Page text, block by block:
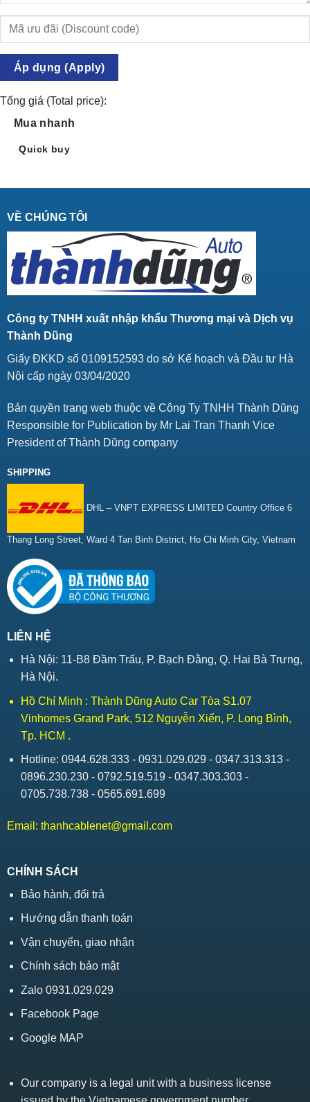
Áp dụng (Apply)
Tổng giá (Total price):
Mua nhanh
Quick buy
VỀ CHÚNG TÔI
Công ty TNHH xuất nhập khẩu Thương mại và Dịch vụ
Thành Dũng
Giấy ĐKKD số 0109152593 do sở Kế hoạch và Đầu tư Hà
Nội cấp ngày 03/04/2020
Bản quyền trang web thuộc về Công Ty TNHH Thành Dũng
Responsible for Publication by Mr Lai Tran Thanh Vice
President of Thành Dũng company
SHIPPING
DHL – VNPT EXPRESS LIMITED Country Office 6
Thang Long Street, Ward 4 Tan Binh District, Ho Chi Minh City, Vietnam
LIÊN HỆ
Hà Nội: 11-B8 Đầm Trấu, P. Bạch Đằng, Q. Hai Bà Trưng,
Hà Nội.
Hồ Chí Minh : Thành Dũng Auto Car Tòa S1.07
Vinhomes Grand Park, 512 Nguyễn Xiển, P. Long Bình,
Tp. HCM .
Hotline: 0944.628.333 - 0931.029.029 - 0347.313.313 -
0896.230.230 - 0792.519.519 - 0347.303.303 -
0705.738.738 - 0565.691.699
Email: thanhcablenet@gmail.com
CHÍNH SÁCH
Bảo hành, đổi trả
Hướng dẫn thanh toán
Vận chuyển, giao nhận
Chính sách bảo mật
Zalo 0931.029.029
Facebook Page
Google MAP
Our company is a legal unit with a business license